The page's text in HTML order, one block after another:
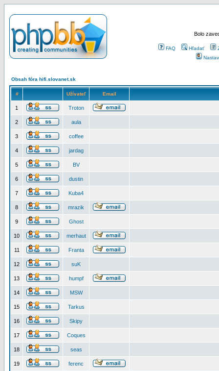
Bolo
FAQ Hľadať
Obsah fóra hifi.slovanet.sk
# Užívateľ Email
1 Troton
2 aula
3 coffee
4 jardag
5 BV
6 dustin
7 Kuba4
8 mrazik
9 Ghost
10 merhaut
11 Franta
12 suK
13 humpf
14 MSW
15 Tarkus
16 Skipy
17 Coques
18 seas
19 ferenc